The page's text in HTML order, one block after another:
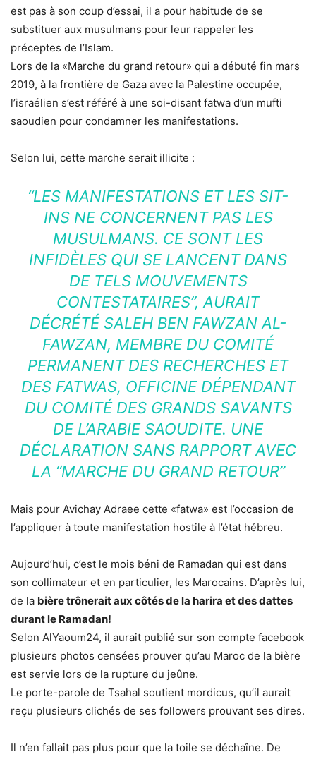
est pas à son coup d’essai, il a pour habitude de se
substituer aux musulmans pour leur rappeler les
préceptes de l’Islam.
Lors de la «Marche du grand retour» qui a débuté fin mars
2019, à la frontière de Gaza avec la Palestine occupée,
l’israélien s’est référé à une soi-disant fatwa d’un mufti
saoudien pour condamner les manifestations.
Selon lui, cette marche serait illicite :
“LES MANIFESTATIONS ET LES SIT-
INS NE CONCERNENT PAS LES
MUSULMANS. CE SONT LES
INFIDÈLES QUI SE LANCENT DANS
DE TELS MOUVEMENTS
CONTESTATAIRES”, AURAIT
DÉCRÉTÉ SALEH BEN FAWZAN AL-
FAWZAN, MEMBRE DU COMITÉ
PERMANENT DES RECHERCHES ET
DES FATWAS, OFFICINE DÉPENDANT
DU COMITÉ DES GRANDS SAVANTS
DE L’ARABIE SAOUDITE. UNE
DÉCLARATION SANS RAPPORT AVEC
LA “MARCHE DU GRAND RETOUR”
Mais pour Avichay Adraee cette «fatwa» est l’occasion de
l’appliquer à toute manifestation hostile à l’état hébreu.
Aujourd’hui, c’est le mois béni de Ramadan qui est dans
son collimateur et en particulier, les Marocains. D’après lui,
de la bière trônerait aux côtés de la harira et des dattes
durant le Ramadan!
Selon AlYaoum24, il aurait publié sur son compte facebook
plusieurs photos censées prouver qu’au Maroc de la bière
est servie lors de la rupture du jeûne.
Le porte-parole de Tsahal soutient mordicus, qu’il aurait
reçu plusieurs clichés de ses followers prouvant ses dires.
Il n’en fallait pas plus pour que la toile se déchaîne. De